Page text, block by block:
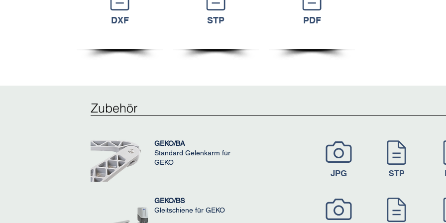
DXF STP PDF
Zubehör
GEKO/BA
Standard Gelenkarm für
GEKO
JPG STP
GEKO/BS
Gleitschiene für GEKO